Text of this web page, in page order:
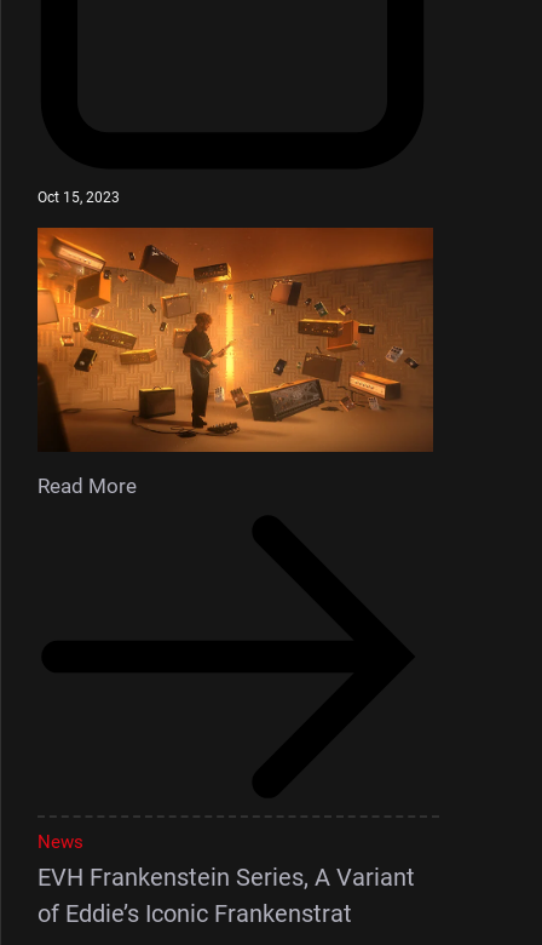
Oct 15, 2023
Read More
News
EVH Frankenstein Series, A Variant
of Eddie’s Iconic Frankenstrat